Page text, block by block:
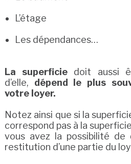
L’étage
Les dépendances…
La superficie doit aussi
d’elle, dépend le plus
votre loyer.
Notez ainsi que si la
correspond pas à la
vous avez la possibilité de
restitution d’une partie du